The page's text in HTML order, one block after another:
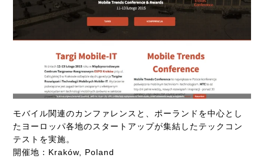
モバイル関連のカンファレンスと、ポーランドを中心とし
たヨーロッパ各地のスタートアップが集結したテックコン
テストを実施。
開催地：Kraków, Poland